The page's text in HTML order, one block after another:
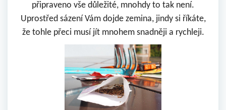
připraveno vše důležité, mnohdy to tak není.
Uprostřed sázení Vám dojde zemina, jindy si říkáte,
že tohle přeci musí jít mnohem snadněji a rychleji.